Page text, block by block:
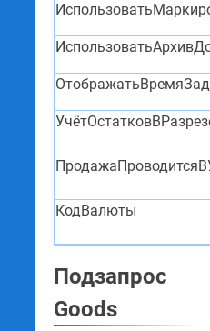
КодВалюты
Подзапрос
Goods